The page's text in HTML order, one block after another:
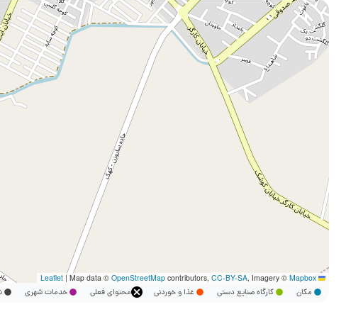
Leaflet
| Map data © OpenStreetMapcontributors, CC-BY-SA, Imagery © Mapbox
مکان کارگاه صنایع دستی غذا و خوردنی محتوای فعلی خدمات شهری